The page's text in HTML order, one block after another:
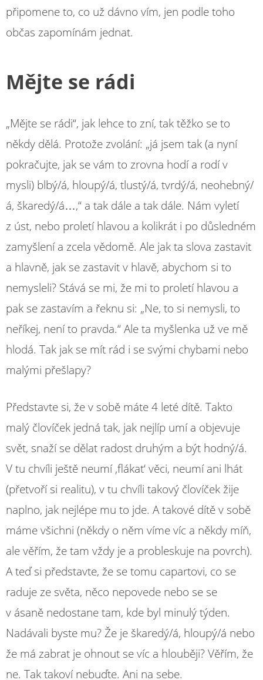
připomene to, co už dávno vím, jen podle toho
občas zapomínám jednat.
Mějte se rádi
„Mějte se rádi“, jak lehce to zní, tak těžko se to
někdy dělá. Protože zvolání: „já jsem tak (a nyní
pokračujte, jak se vám to zrovna hodí a rodí v
mysli) blbý/á, hloupý/á, tlustý/á, tvrdý/á, neohebný/
á, škaredý/á…,“ a tak dále a tak dále. Nám vyletí
z úst, nebo proletí hlavou a kolikrát i po důsledném
zamyšlení a zcela vědomě. Ale jak ta slova zastavit
a hlavně, jak se zastavit v hlavě, abychom si to
nemysleli? Stává se mi, že mi to proletí hlavou a
pak se zastavím a řeknu si: „Ne, to si nemysli, to
neříkej, není to pravda.“ Ale ta myšlenka už ve mě
hlodá. Tak jak se mít rád i se svými chybami nebo
malými přešlapy?
Představte si, že v sobě máte 4 leté dítě. Takto
malý človíček jedná tak, jak nejlíp umí a objevuje
svět, snaží se dělat radost druhým a být hodný/á.
V tu chvíli ještě neumí ‚flákat‘ věci, neumí ani lhát
(přetvoří si realitu), v tu chvíli takový človíček žije
naplno, jak nejlépe mu to jde. A takové dítě v sobě
máme všichni (někdy o něm víme víc a někdy míň,
ale věřím, že tam vždy je a probleskuje na povrch).
A teď si představte, že se tomu capartovi, co se
raduje ze světa, něco nepovede nebo se se
v ásaně nedostane tam, kde byl minulý týden.
Nadávali byste mu? Že je škaredý/á, hloupý/á nebo
že má zabrat je ohnout se víc a hlouběji? Věřím, že
ne. Tak takoví nebuďte. Ani na sebe.